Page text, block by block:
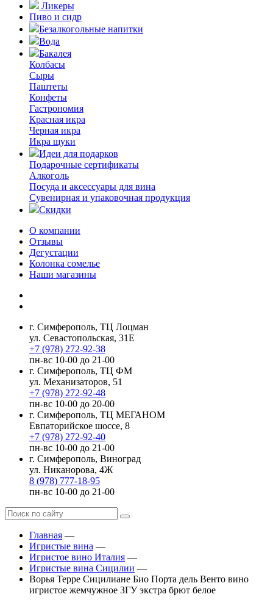
Ликеры
Пиво и сидр
Безалкогольные напитки
Вода
Бакалея
Колбасы
Сыры
Паштеты
Конфеты
Гастрономия
Красная икра
Черная икра
Икра щуки
Идеи для подарков
Подарочные сертификаты
Алкоголь
Посуда и аксессуары для вина
Сувенирная и упаковочная продукция
Скидки
О компании
Отзывы
Дегустации
Колонка сомелье
Наши магазины
г. Симферополь, ТЦ Лоцман
ул. Севастопольская, 31Е
+7 (978) 272-92-38
пн-вс 10-00 до 21-00
г. Симферополь, ТЦ ФМ
ул. Механизаторов, 51
+7 (978) 272-92-48
пн-вс 10-00 до 20-00
г. Симферополь, ТЦ МЕГАНОМ
Евпаторийское шоссе, 8
+7 (978) 272-92-40
пн-вс 10-00 до 21-00
г. Симферополь, Виноград
ул. Никанорова, 4Ж
8 (978) 777-18-95
пн-вс 10-00 до 21-00
Главная —
Игристые вина —
Игристое вино Италия —
Игристые вина Сицилии —
Ворья Терре Сицилиане Био Порта дель Венто вино
игристое жемчужное ЗГУ экстра брют белое